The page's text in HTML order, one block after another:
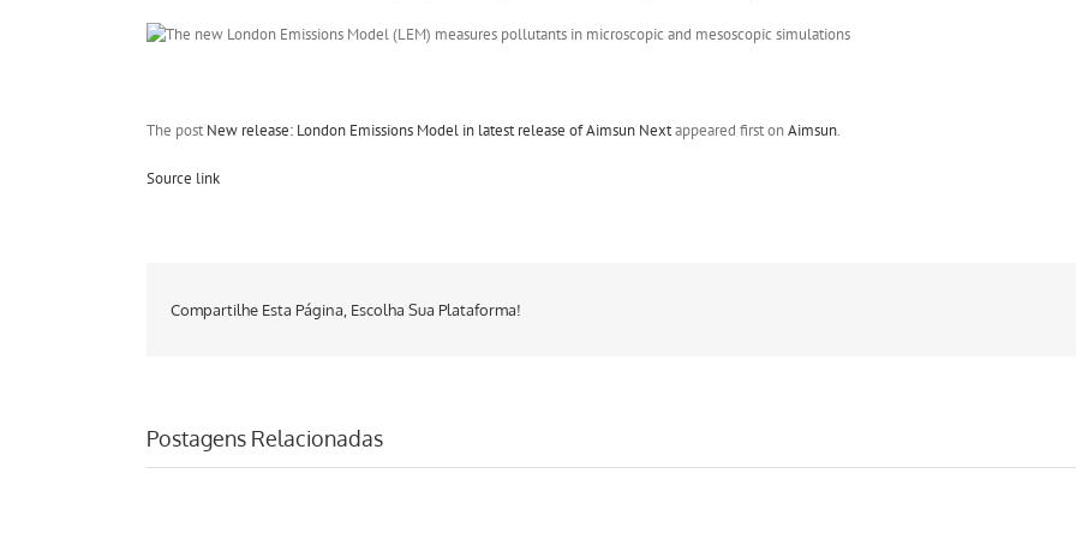
The post New release: London Emissions Model in latest release of Aimsun Nextappeared first onAimsun.
Source link
Compartilhe Esta Página, Escolha Sua Plataforma!
Postagens Relacionadas